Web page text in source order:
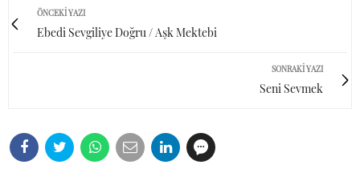
ÖNCEKI YAZI
Ebedi Sevgiliye Doğru / Aşk Mektebi
SONRAKI YAZI
Seni Sevmek